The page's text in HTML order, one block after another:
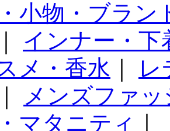
小物・ブラン
インナー・
メ・香水
レ
メンズファ
マタニティ